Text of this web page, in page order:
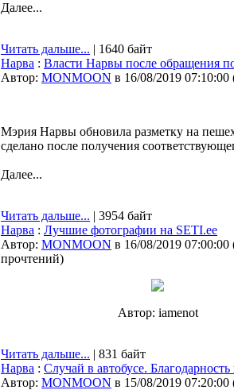
Далее...
Читать дальше... | 1640 байт
Нарва : Власти Нарвы после обращения
Автор: MONMOON в 16/08/2019 07:10:00
Мэрия Нарвы обновила разметку на
сделано после получения
Далее...
Читать дальше... | 3954 байт
Нарва : Лучшие фотографии на SETI.ee
Автор: MONMOON в 16/08/2019 07:00:00
прочтений)
Автор: iamenot
Читать дальше... | 831 байт
Нарва : Случай в автобусе.
Автор: MONMOON в 15/08/2019 07:20:00